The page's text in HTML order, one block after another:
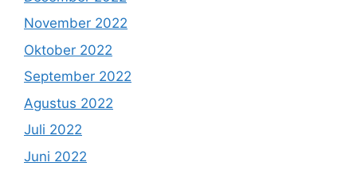
November 2022
Oktober 2022
September 2022
Agustus 2022
Juli 2022
Juni 2022